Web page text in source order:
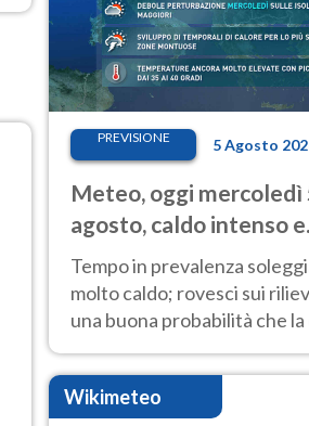
PREVISIONE 5 Agosto
Meteo, oggi mercoledì
agosto, caldo intenso e
temporali
Tempo in prevalenza
molto caldo; rovesci sui
una buona probabilità che la
possa protrarsi fino almeno
Ferragosto
Wikimeteo